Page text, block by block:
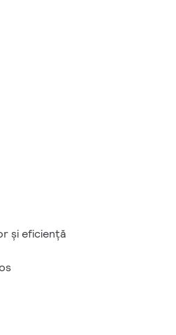
şi eficienţă